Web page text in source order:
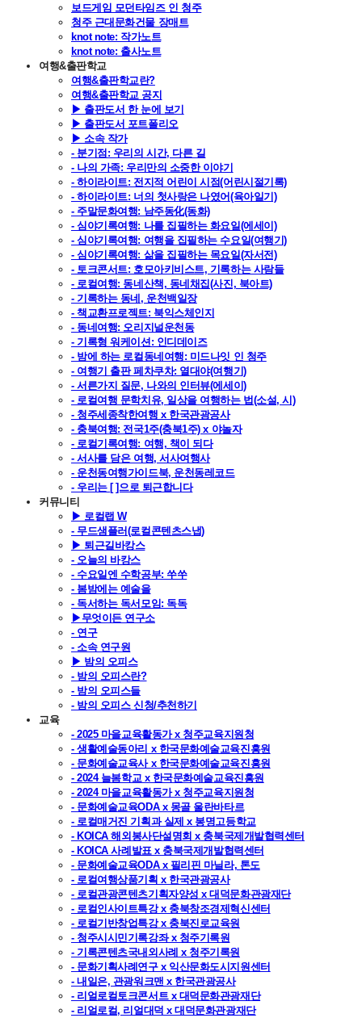
보드게임 모던타임즈 인 청주
청주 근대문화건물 장매트
knot note: 작가노트
knot note: 출사노트
여행&출판학교
여행&출판학교란?
여행&출판학교 공지
▶ 출판도서 한 눈에 보기
▶ 출판도서 포트폴리오
▶ 소속 작가
- 분기점: 우리의 시간, 다른 길
- 나의 가족: 우리만의 소중한 이야기
- 하이라이트: 전지적 어린이 시점(어린시절기록)
- 하이라이트: 너의 첫사랑은 나였어(육아일기)
- 주말문화여행: 남주동化(동화)
- 심야기록여행: 나를 집필하는 화요일(에세이)
- 심야기록여행: 여행을 집필하는 수요일(여행기)
- 심야기록여행: 삶을 집필하는 목요일(자서전)
- 토크콘서트: 호모아키비스트, 기록하는 사람들
- 로컬여행: 동네산책, 동네채집(사진, 북아트)
- 기록하는 동네, 운천백일장
- 책교환프로젝트: 북익스체인지
- 동네여행: 오리지널운천동
- 기록형 워케이션: 인디데이즈
- 밤에 하는 로컬동네여행: 미드나잇 인 청주
- 여행기 출판 페차쿠차: 열대야(여행기)
- 서른가지 질문, 나와의 인터뷰(에세이)
- 로컬여행 문학치유, 일상을 여행하는 법(소설, 시)
- 청주세종착한여행 x 한국관광공사
- 충북여행: 전국1주(충북1주) x 야놀자
- 로컬기록여행: 여행, 책이 되다
- 서사를 담은 여행, 서사여행사
- 운천동여행가이드북, 운천동레코드
- 우리는 [ ]으로 퇴근합니다
커뮤니티
▶ 로컬랩 W
- 무드샘플러(로컬콘텐츠스냅)
▶ 퇴근길바캉스
- 오늘의 바캉스
- 수요일엔 수학공부: 쑤쑤
- 봄밤에는 예술을
- 독서하는 독서모임: 독독
▶무엇이든 연구소
- 연구
- 소속 연구원
▶ 밤의 오피스
- 밤의 오피스란?
- 밤의 오피스들
- 밤의 오피스 신청/추천하기
교육
- 2025 마을교육활동가 x 청주교육지원청
- 생활예술동아리 x 한국문화예술교육진흥원
- 문화예술교육사 x 한국문화예술교육진흥원
- 2024 늘봄학교 x 한국문화예술교육진흥원
- 2024 마을교육활동가 x 청주교육지원청
- 문화예술교육ODA x 몽골 울란바타르
- 로컬매거진 기획과 실제 x 봉명고등학교
- KOICA 해외봉사단설명회 x 충북국제개발협력센터
- KOICA 사례발표 x 충북국제개발협력센터
- 문화예술교육ODA x 필리핀 마닐라, 톤도
- 로컬여행상품기획 x 한국관광공사
- 로컬관광콘텐츠기획자양성 x 대덕문화관광재단
- 로컬인사이트특강 x 충북창조경제혁신센터
- 로컬기반창업특강 x 충북진로교육원
- 청주시시민기록강좌 x 청주기록원
- 기록콘텐츠국내외사례 x 청주기록원
- 문화기획사례연구 x 익산문화도시지원센터
- 내일은, 관광워크맨 x 한국관광공사
- 리얼로컬토크콘서트 x 대덕문화관광재단
- 리얼로컬, 리얼대덕 x 대덕문화관광재단